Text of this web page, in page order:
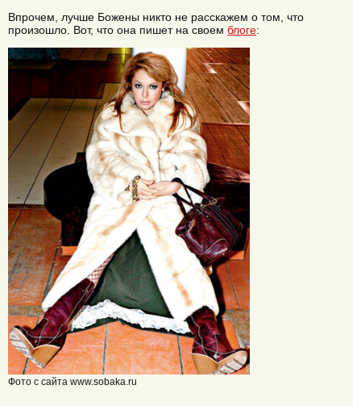
Впрочем, лучше Божены никто не расскажем о том, что
произошло. Вот, что она пишет на своем блоге:
Фото с сайта www.sobaka.ru